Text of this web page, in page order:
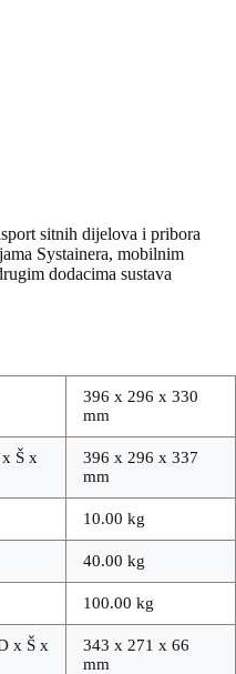
sitnih dijelova i pribora
Systainera, mobilnim
dodacima sustava
396 x 296 x 330
mm
Š x
396 x 296 x 337
mm
10.00 kg
40.00 kg
100.00 kg
x Š x
343 x 271 x 66
mm